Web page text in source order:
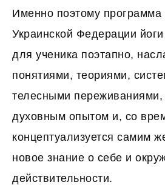
Именно поэтому программа
Украинской Федерации
для ученика поэтапно,
понятиями, теориями,
телесными
духовным опытом и, со
концептуализуется самим
новое знание о себе и
действительности.